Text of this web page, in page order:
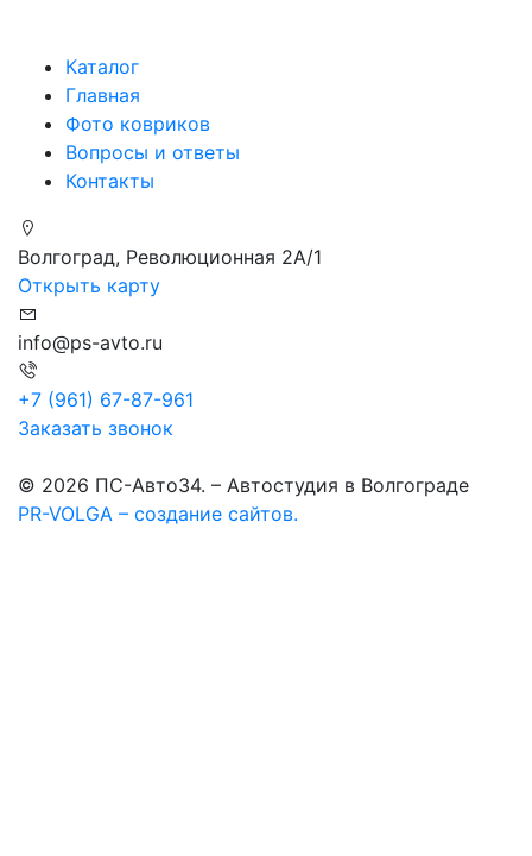
Каталог
Главная
Фото ковриков
Вопросы и ответы
Контакты
Волгоград, Революционная 2А/1
Открыть карту
info@ps-avto.ru
+7 (961) 67-87-961
Заказать звонок
© 2026 ПС-Авто34. – Автостудия в Волгограде
PR-VOLGA – создание сайтов.